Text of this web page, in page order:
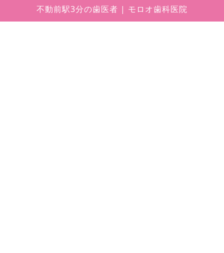
不動前駅3分の歯医者 | モロオ歯科医院